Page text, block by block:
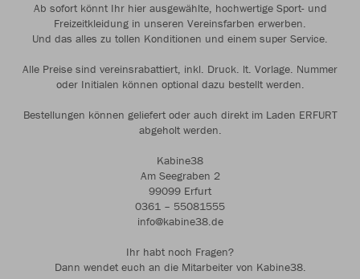
Ab sofort könnt Ihr hier ausgewählte, hochwertige Sport- und
Freizeitkleidung in unseren Vereinsfarben erwerben.
Und das alles zu tollen Konditionen und einem super Service.
Alle Preise sind vereinsrabattiert, inkl. Druck. lt. Vorlage. Nummer
oder Initialen können optional dazu bestellt werden.
Bestellungen können geliefert oder auch direkt im Laden ERFURT
abgeholt werden.
Kabine38
Am Seegraben 2
99099 Erfurt
0361 – 55081555
info@kabine38.de
Ihr habt noch Fragen?
Dann wendet euch an die Mitarbeiter von Kabine38.